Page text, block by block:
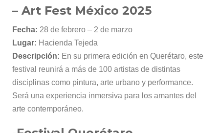
– Art Fest México 2025
Fecha: 28 de febrero – 2 de marzo
Lugar: Hacienda Tejeda
Descripción: En su primera edición en Querétaro, este
festival reunirá a más de 100 artistas de distintas
disciplinas como pintura, arte urbano y performance.
Será una experiencia inmersiva para los amantes del
arte contemporáneo.